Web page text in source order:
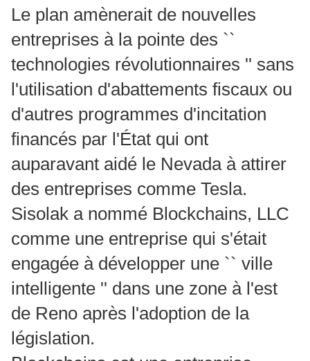
Le plan amènerait de nouvelles
entreprises à la pointe des ``
technologies révolutionnaires '' sans
l'utilisation d'abattements fiscaux ou
d'autres programmes d'incitation
financés par l'État qui ont
auparavant aidé le Nevada à attirer
des entreprises comme Tesla.
Sisolak a nommé Blockchains, LLC
comme une entreprise qui s'était
engagée à développer une `` ville
intelligente '' dans une zone à l'est
de Reno après l'adoption de la
législation.